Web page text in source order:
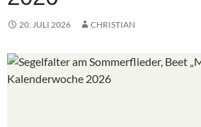
20. JULI 2026 CHRISTIAN